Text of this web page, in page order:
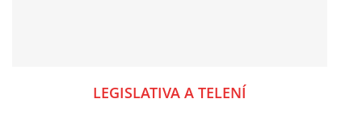
LEGISLATIVA A TELENÍ